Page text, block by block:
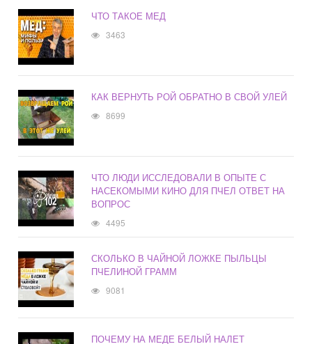
ЧТО ТАКОЕ МЕД
3463
КАК ВЕРНУТЬ РОЙ ОБРАТНО В СВОЙ УЛЕЙ
8699
ЧТО ЛЮДИ ИССЛЕДОВАЛИ В ОПЫТЕ С
НАСЕКОМЫМИ КИНО ДЛЯ ПЧЕЛ ОТВЕТ НА
ВОПРОС
4495
СКОЛЬКО В ЧАЙНОЙ ЛОЖКЕ ПЫЛЬЦЫ
ПЧЕЛИНОЙ ГРАММ
9081
ПОЧЕМУ НА МЕДЕ БЕЛЫЙ НАЛЕТ